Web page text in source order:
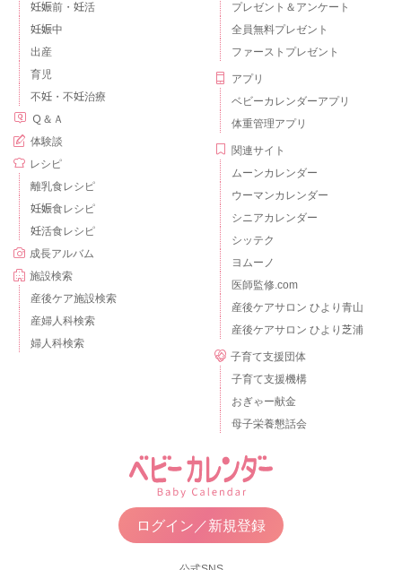
妊娠前・妊活
妊娠中
出産
育児
不妊・不妊治療
Ｑ＆Ａ
体験談
レシピ
離乳食レシピ
妊娠食レシピ
妊活食レシピ
成長アルバム
施設検索
産後ケア施設検索
産婦人科検索
婦人科検索
プレゼント＆アンケート
全員無料プレゼント
ファーストプレゼント
アプリ
ベビーカレンダーアプリ
体重管理アプリ
関連サイト
ムーンカレンダー
ウーマンカレンダー
シニアカレンダー
シッテク
ヨムーノ
医師監修.com
産後ケアサロン ひより青山
産後ケアサロン ひより芝浦
子育て支援団体
子育て支援機構
おぎゃー献金
母子栄養懇話会
ログイン／新規登録